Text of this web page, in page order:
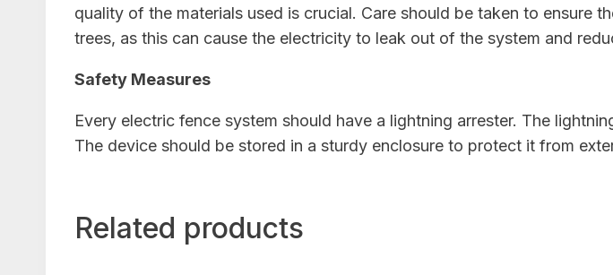
quality of the materials used is crucial. Care should be taken to ensure
trees, as this can cause the electricity to leak out of the system and
Safety Measures
Every electric fence system should have a lightning arrester. The
The device should be stored in a sturdy enclosure to protect it from
Related products